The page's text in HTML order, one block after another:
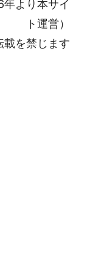
年より本サイ
ト運営）
載を禁じます